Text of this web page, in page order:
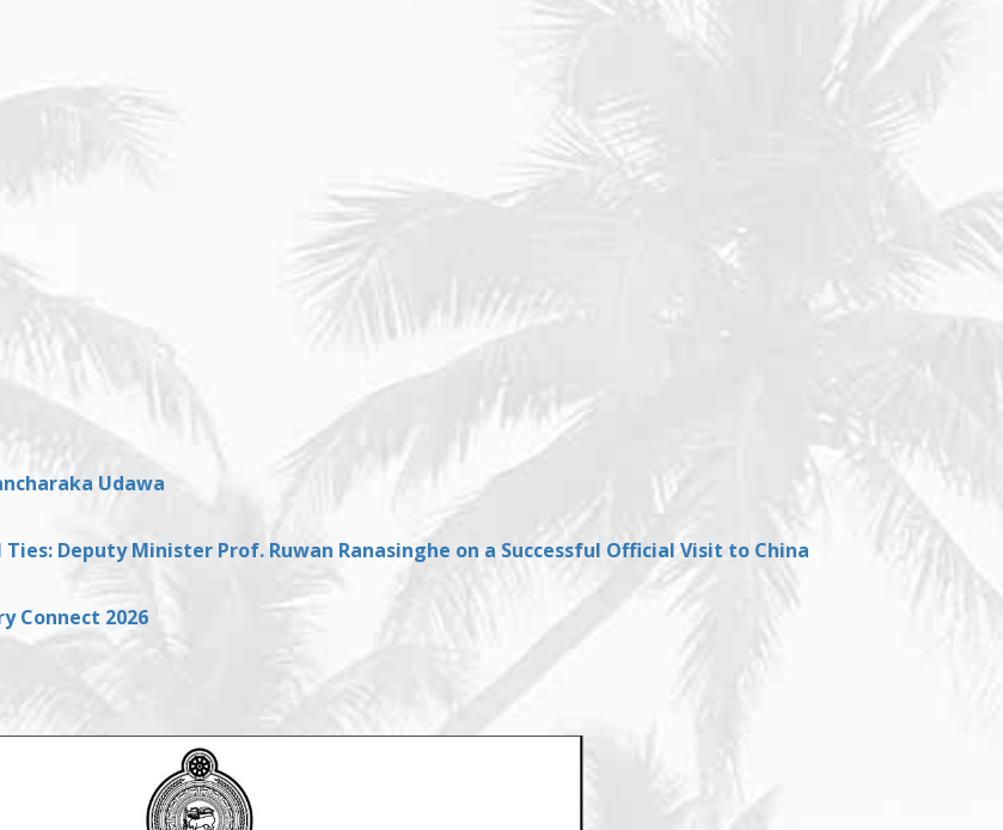
Udawa
Deputy Minister Prof. Ruwan Ranasinghe on a Successful Official Visit to China
Connect 2026